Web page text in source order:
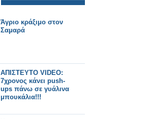
Άγριο κράξιμο στον
Σαμαρά
ΑΠΙΣΤΕΥΤΟ VIDEO:
7χρονος κάνει push-
ups πάνω σε γυάλινα
μπουκάλια!!!